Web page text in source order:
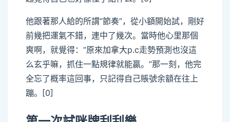
他跟著那人給的所謂“節奏”，從小額開始試，剛好
前幾把運氣不錯，連中了幾次。當時他心里那個
爽啊，就覺得：“原來加拿大p.c走勢預測也沒這
么玄乎嘛，抓住一點規律就能贏。”那一刻，他完
全忘了概率這回事，只記得自己賬號余額在往上
蹦。[0]